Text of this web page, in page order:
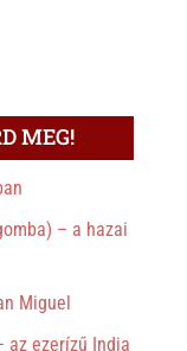
MEG!
– a hazai
Miguel
az ezerízű India